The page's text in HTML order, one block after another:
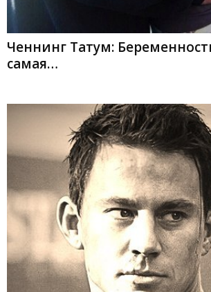
Ченнинг Татум:
самая…